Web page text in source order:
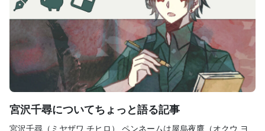
宮沢千尋についてちょっと語る記事
宮沢千尋（ミヤザワ チヒロ） ペンネームは屋烏夜鷹（オクウ ヨ